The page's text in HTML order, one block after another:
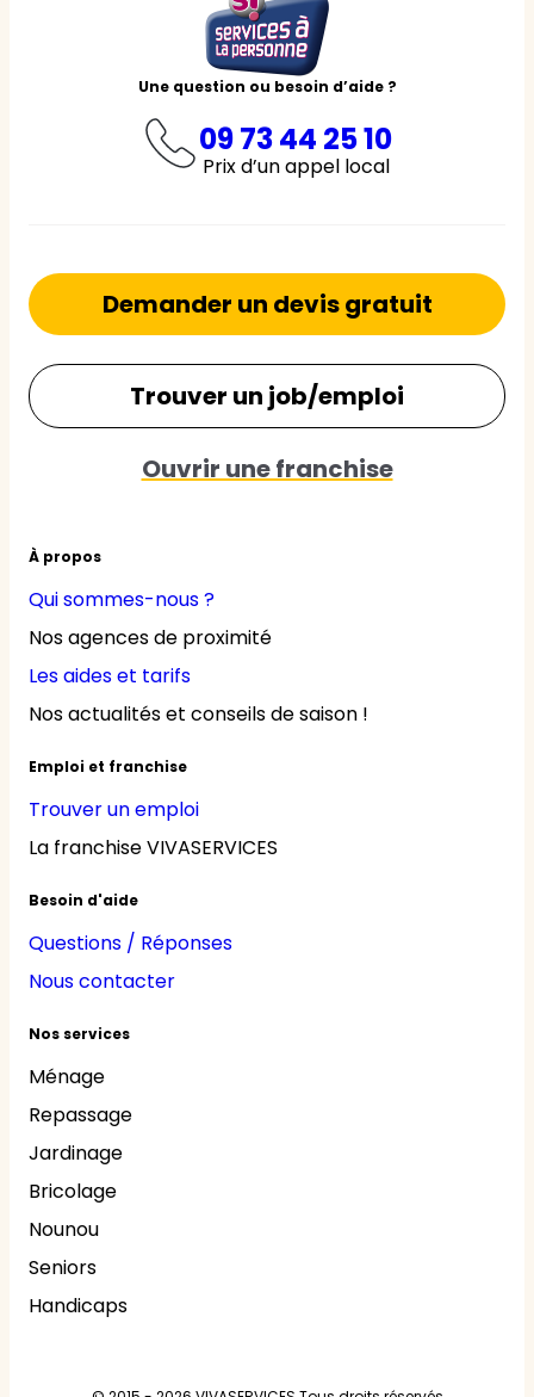
Une question ou besoin d’aide ?
09 73 44 25 10
Prix d’un appel local
À propos
Qui sommes-nous ?
Nos agences de proximité
Les aides et tarifs
Nos actualités et conseils de saison !
Emploi et franchise
Trouver un emploi
La franchise VIVASERVICES
Besoin d'aide
Questions / Réponses
Nous contacter
Nos services
Ménage
Repassage
Jardinage
Bricolage
Nounou
Seniors
Handicaps
Demander un devis gratuit
Trouver un job/emploi
Ouvrir une franchise